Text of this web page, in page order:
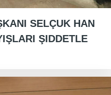
SELÇUK HAN
ŞIDDETLE